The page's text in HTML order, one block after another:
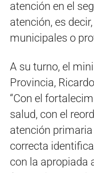
atención en el
atención, es
municipales o
A su turno, el
Provincia,
“Con el
salud, con el
atención
correcta
con la apropiada